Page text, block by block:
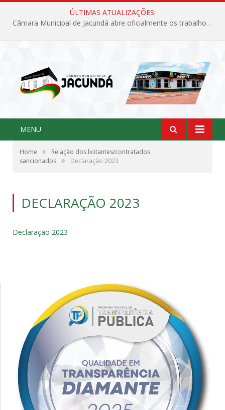
ÚLTIMAS ATUALIZAÇÕES:
Câmara Municipal de Jacundá abre oficialmente os trabalhos legislativos de 2026
MENU
Home »
Relação dos licitantes/contratados
sancionados » Declaração 2023
DECLARAÇÃO 2023
Declaração 2023